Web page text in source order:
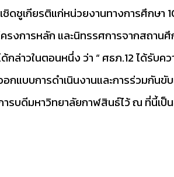
ดชูเกียรติแก่หน่วยงานทางการศึกษา
รงการหลัก และนิทรรศการจากสถา
กล่าวในตอนหนึ่ง ว่า “ ศธภ.12 ได้รับ
อกแบบการดำเนินงานและการร่วมกั
ารบดีมหาวิทยาลัยกาฬสินธ์ไว้ ณ ที่นี้เ